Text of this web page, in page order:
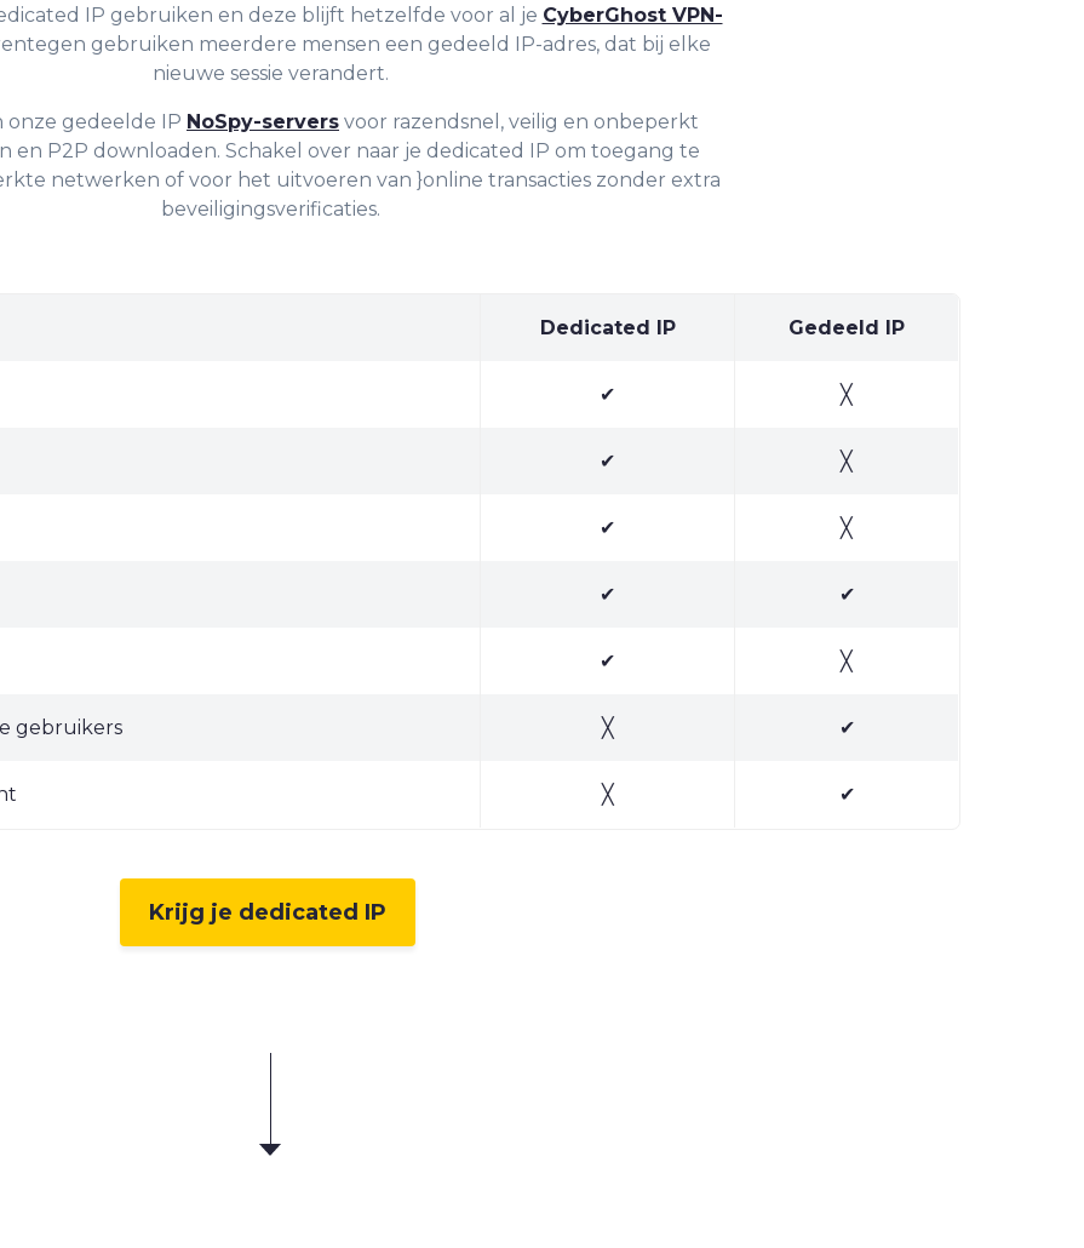
IP gebruiken en deze blijft hetzelfde voor al je CyberGhost VPN-
gebruiken meerdere mensen een gedeeld IP-adres, dat bij elke
nieuwe sessie verandert.
onze gedeelde IP NoSpy-servers voor razendsnel, veilig en onbeperkt
en P2P downloaden. Schakel over naar je dedicated IP om toegang te
netwerken of voor het uitvoeren van }online transacties zonder extra
beveiligingsverificaties.
Dedicated IP Gedeeld IP
✔ ╳
✔ ╳
✔ ╳
✔ ✔
✔ ╳
gebruikers ╳ ✔
╳ ✔
Krijg je dedicated IP